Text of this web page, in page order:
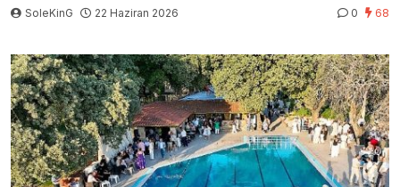
SoleKinG 22 Haziran 2026 0 68